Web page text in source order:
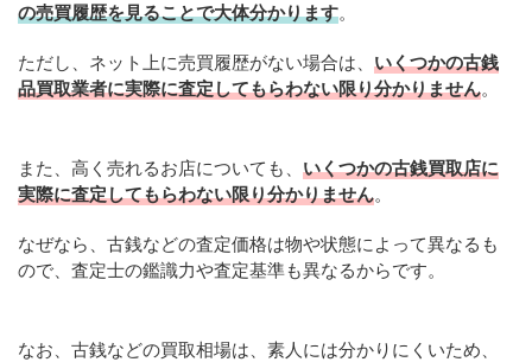
の売買履歴を見ることで大体分かります。
ただし、ネット上に売買履歴がない場合は、 いくつかの古銭
品買取業者に実際に査定してもらわない限り分かりません。
また、高く売れるお店についても、 いくつかの古銭買取店に
実際に査定してもらわない限り分かりません。
なぜなら、古銭などの査定価格は物や状態によって異なるも
ので、査定士の鑑識力や査定基準も異なるからです。
なお、古銭などの買取相場は、素人には分かりにくいため、